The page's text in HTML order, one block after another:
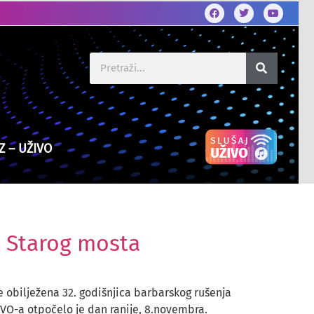
– UŽIVO
mosta
32. godišnjica barbarskog rušenja
a otpočelo je dan ranije, 8.novembra.